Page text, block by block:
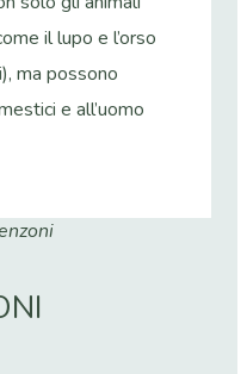
il lupo e l’orso
ma possono
e all’uomo